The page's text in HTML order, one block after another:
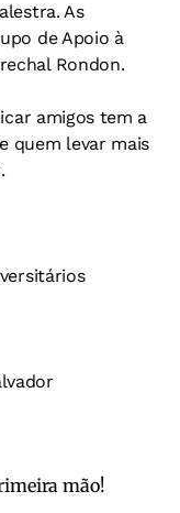
As
de Apoio à
Rondon.
amigos tem a
quem levar mais
mão!